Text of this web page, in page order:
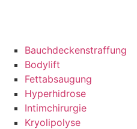
Bauchdeckenstraffung
Bodylift
Fettabsaugung
Hyperhidrose
Intimchirurgie
Kryolipolyse